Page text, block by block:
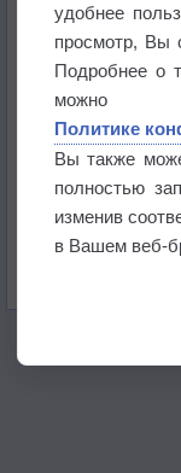
удобнее
просмотр, Вы
Подробнее о
Политике
Вы также
полностью
изменив
в Вашем веб-